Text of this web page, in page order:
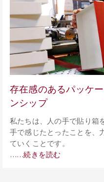
存在感のあるパッケ
ンシップ
私たちは、人の手で貼り箱
手で感じたとったことを、
ていくことです。
……続きを読む